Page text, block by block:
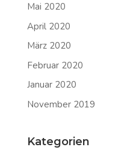
Mai 2020
April 2020
März 2020
Februar 2020
Januar 2020
November 2019
Kategorien